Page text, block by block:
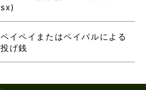
sx)
ペイペイまたはペイパルによる
投げ銭